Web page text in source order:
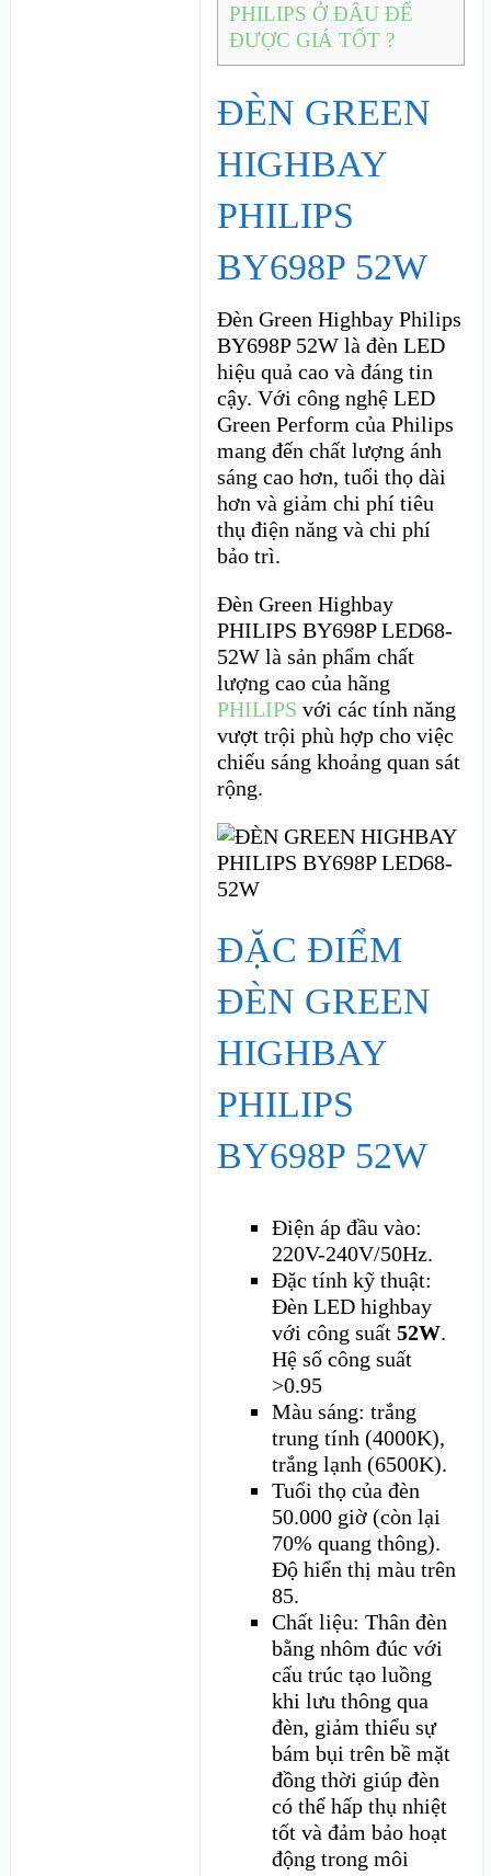
PHILIPS Ở ĐÂU ĐỂ
ĐƯỢC GIÁ TỐT ?
ĐÈN GREEN
HIGHBAY
PHILIPS
BY698P 52W
Đèn Green Highbay Philips
BY698P 52W là đèn LED
hiệu quả cao và đáng tin
cậy. Với công nghệ LED
Green Perform của Philips
mang đến chất lượng ánh
sáng cao hơn, tuổi thọ dài
hơn và giảm chi phí tiêu
thụ điện năng và chi phí
bảo trì.
Đèn Green Highbay
PHILIPS BY698P LED68-
52W là sản phẩm chất
lượng cao của hãng
PHILIPS với các tính năng
vượt trội phù hợp cho việc
chiếu sáng khoảng quan sát
rộng.
ĐẶC ĐIỂM
ĐÈN GREEN
HIGHBAY
PHILIPS
BY698P 52W
Điện áp đầu vào:
220V-240V/50Hz.
Đặc tính kỹ thuật:
Đèn LED highbay
với công suất52W.
Hệ số công suất
>0.95
Màu sáng: trắng
trung tính (4000K),
trắng lạnh (6500K).
Tuổi thọ của đèn
50.000 giờ (còn lại
70% quang thông).
Độ hiển thị màu trên
85.
Chất liệu: Thân đèn
bằng nhôm đúc với
cấu trúc tạo luồng
khi lưu thông qua
đèn, giảm thiểu sự
bám bụi trên bề mặt
đồng thời giúp đèn
có thể hấp thụ nhiệt
tốt và đảm bảo hoạt
động trong môi